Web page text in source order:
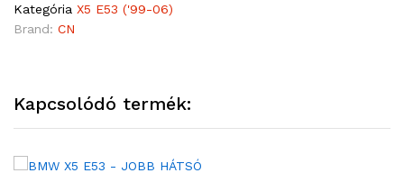
Kategória X5 E53 ('99-06)
Brand: CN
Kapcsolódó termék: